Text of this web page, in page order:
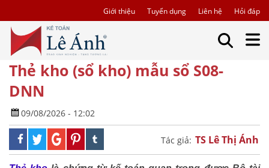
Giới thiệu Tuyển dụng Liên hệ Hỏi đáp
Thẻ kho (sổ kho) mẫu sổ S08-
DNN
09/08/2026 - 12:02
Tác giả: TS Lê Thị Ánh